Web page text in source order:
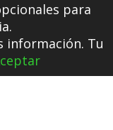
para
Tu